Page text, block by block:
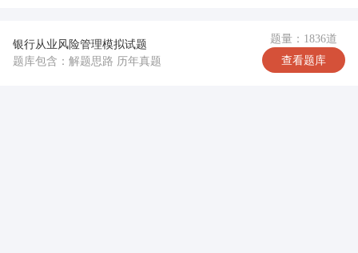
银行从业风险管理模拟试题
题库包含：解题思路 历年真题
题量：1836道
查看题库